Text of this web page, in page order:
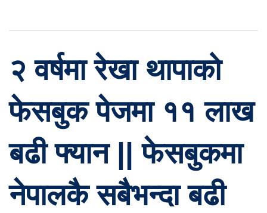
२ वर्षमा रेखा थापाको
फेसबुक पेजमा ११ लाख
बढी फ्यान || फेसबुकमा
नेपालकै सबैभन्दा बढी